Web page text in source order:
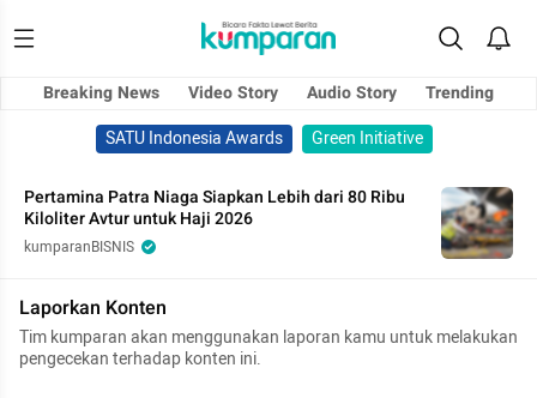
Breaking News Video Story Audio Story
Trending
SATU Indonesia Awards
Green Initiative
Pertamina Patra Niaga Siapkan Lebih dari 80 Ribu
Kiloliter Avtur untuk Haji 2026
kumparanBISNIS
Laporkan Konten
Tim kumparan akan menggunakan laporan kamu untuk melakukan
pengecekan terhadap konten ini.